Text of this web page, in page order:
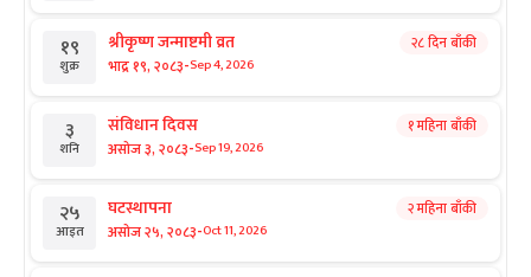
१९
शुक्र
श्रीकृष्ण जन्माष्टमी व्रत
भाद्र १९, २०८३-Sep 4, 2026
२८ दिन बाँकी
३
शनि
संविधान दिवस
असोज ३, २०८३-Sep 19, 2026
१ महिना बाँकी
२५
आइत
घटस्थापना
असोज २५, २०८३-Oct 11, 2026
२ महिना बाँकी